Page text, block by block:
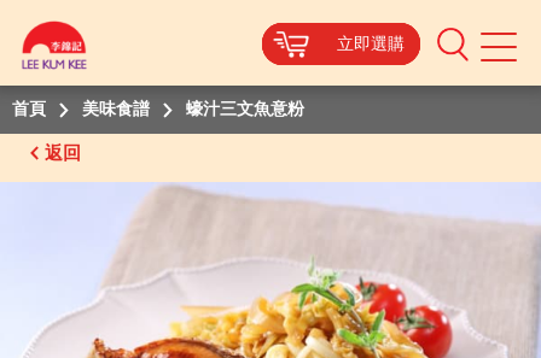
立即選購
Mobile
立即選購
立即選購
立即選購
首頁 美味食譜 蠔汁三文魚意粉
返回